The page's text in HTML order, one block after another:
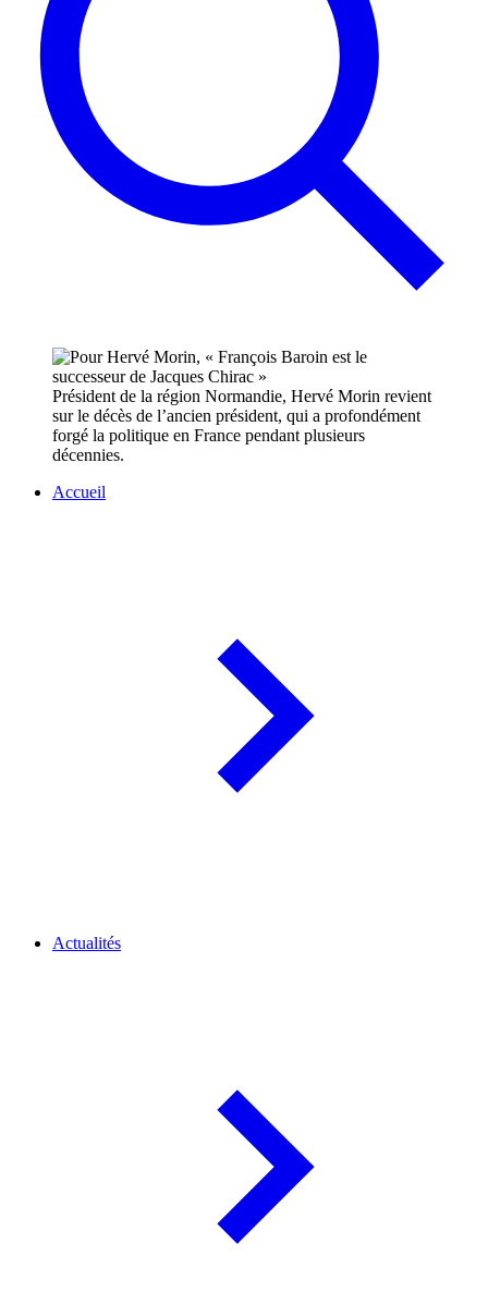
Président de la région Normandie, Hervé Morin revient
sur le décès de l’ancien président, qui a profondément
forgé la politique en France pendant plusieurs
décennies.
Accueil
Actualités